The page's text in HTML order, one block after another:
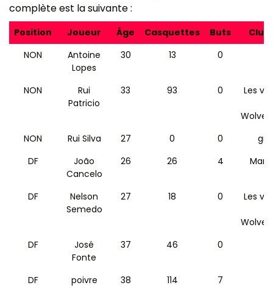
complète est la suivante :
Position Joueur Âge Casquettes Buts
NON
Antoine
Lopes
30 13 0
NON
Rui
Patricio
33 93 0
Les
NON
Rui Silva 27 0 0
DF
João
Cancelo
26 26 4
DF
Nelson
Semedo
27 18 0
Les
DF
José
Fonte
37 46 0
DF poivre 38 114 7